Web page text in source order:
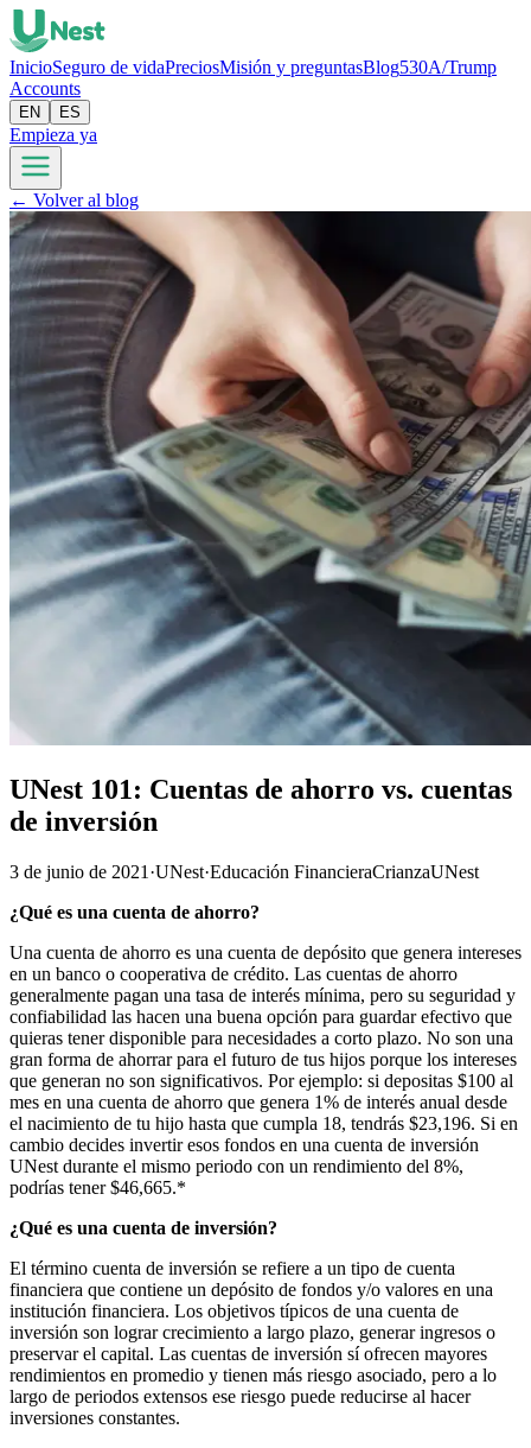
InicioSeguro de vidaPreciosMisión y preguntasBlog530A/Trump
Accounts
EN ES
Empieza ya
← Volver al blog
UNest 101: Cuentas de ahorro vs. cuentas
de inversión
3 de junio de 2021 ·UNest·Educación FinancieraCrianzaUNest
¿Qué es una cuenta de ahorro?
Una cuenta de ahorro es una cuenta de depósito que genera intereses
en un banco o cooperativa de crédito. Las cuentas de ahorro
generalmente pagan una tasa de interés mínima, pero su seguridad y
confiabilidad las hacen una buena opción para guardar efectivo que
quieras tener disponible para necesidades a corto plazo. No son una
gran forma de ahorrar para el futuro de tus hijos porque los intereses
que generan no son significativos. Por ejemplo: si depositas $100 al
mes en una cuenta de ahorro que genera 1% de interés anual desde
el nacimiento de tu hijo hasta que cumpla 18, tendrás $23,196. Si en
cambio decides invertir esos fondos en una cuenta de inversión
UNest durante el mismo periodo con un rendimiento del 8%,
podrías tener $46,665.*
¿Qué es una cuenta de inversión?
El término cuenta de inversión se refiere a un tipo de cuenta
financiera que contiene un depósito de fondos y/o valores en una
institución financiera. Los objetivos típicos de una cuenta de
inversión son lograr crecimiento a largo plazo, generar ingresos o
preservar el capital. Las cuentas de inversión sí ofrecen mayores
rendimientos en promedio y tienen más riesgo asociado, pero a lo
largo de periodos extensos ese riesgo puede reducirse al hacer
inversiones constantes.